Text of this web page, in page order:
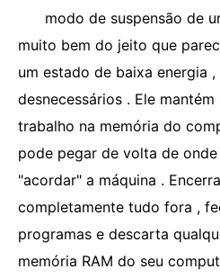
modo de suspensão de
muito bem do jeito que
um estado de baixa energia
desnecessários . Ele
trabalho na memória do
pode pegar de volta de
"acordar" a máquina .
completamente tudo fora ,
programas e descarta
memória RAM do seu